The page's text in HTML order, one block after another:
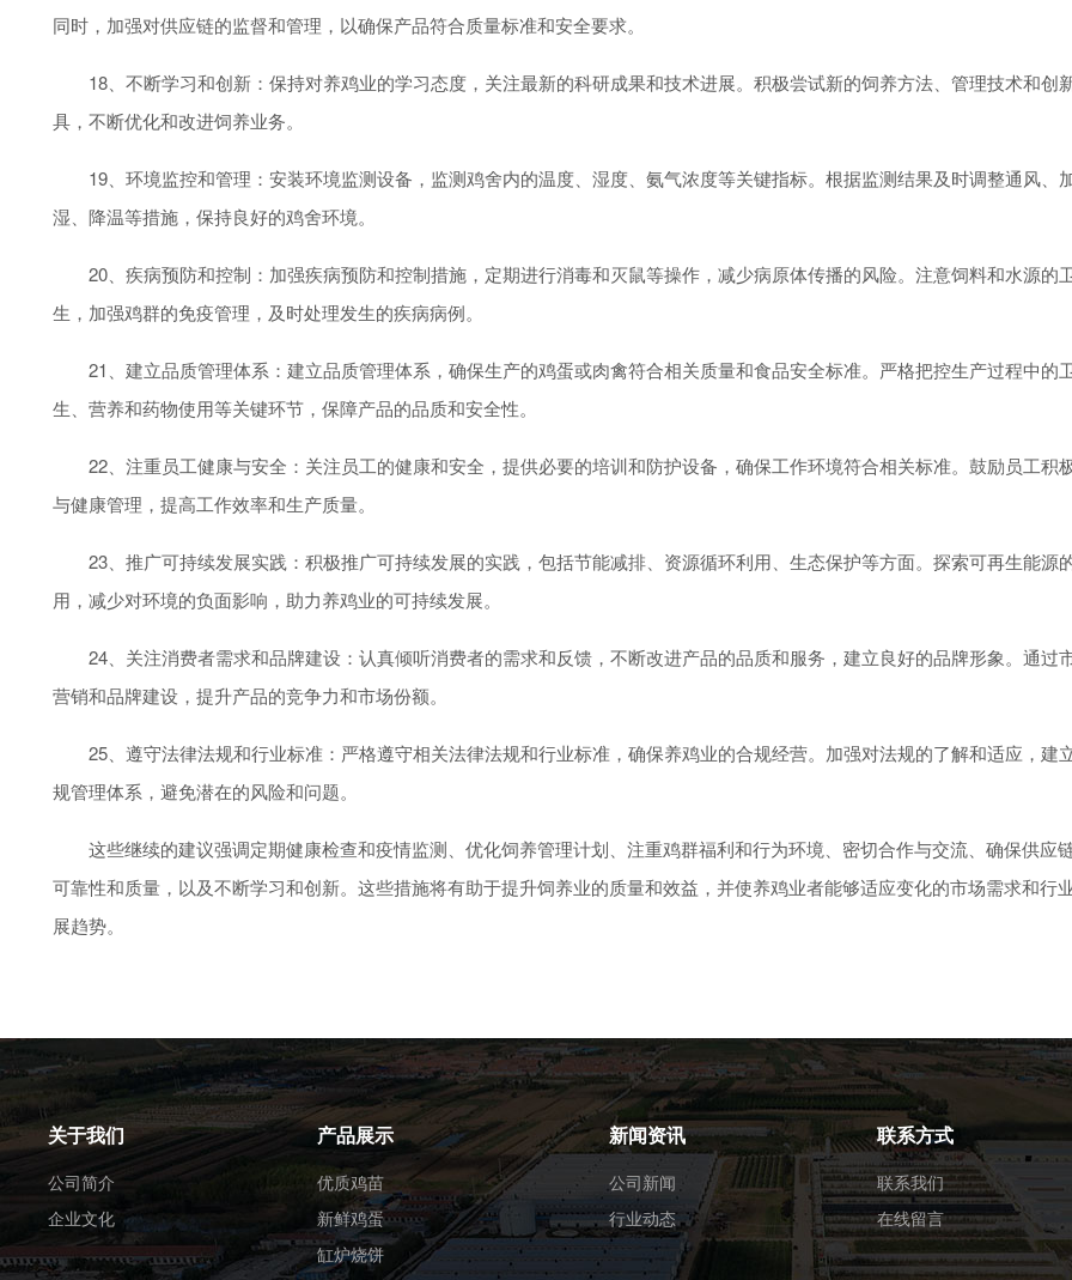
同时，加强对供应链的监督和管理，以确保产品符合质量标准和安全要求。
18、不断学习和创新：保持对养鸡业的学习态度，关注最新的科研成果和技术进展。积极尝试新的饲养方法、管理技术和创
具，不断优化和改进饲养业务。
19、环境监控和管理：安装环境监测设备，监测鸡舍内的温度、湿度、氨气浓度等关键指标。根据监测结果及时调整通风、
湿、降温等措施，保持良好的鸡舍环境。
20、疾病预防和控制：加强疾病预防和控制措施，定期进行消毒和灭鼠等操作，减少病原体传播的风险。注意饲料和水源的
生，加强鸡群的免疫管理，及时处理发生的疾病病例。
21、建立品质管理体系：建立品质管理体系，确保生产的鸡蛋或肉禽符合相关质量和食品安全标准。严格把控生产过程中的
生、营养和药物使用等关键环节，保障产品的品质和安全性。
22、注重员工健康与安全：关注员工的健康和安全，提供必要的培训和防护设备，确保工作环境符合相关标准。鼓励员工积
与健康管理，提高工作效率和生产质量。
23、推广可持续发展实践：积极推广可持续发展的实践，包括节能减排、资源循环利用、生态保护等方面。探索可再生能源
用，减少对环境的负面影响，助力养鸡业的可持续发展。
24、关注消费者需求和品牌建设：认真倾听消费者的需求和反馈，不断改进产品的品质和服务，建立良好的品牌形象。通过
营销和品牌建设，提升产品的竞争力和市场份额。
25、遵守法律法规和行业标准：严格遵守相关法律法规和行业标准，确保养鸡业的合规经营。加强对法规的了解和适应，建
规管理体系，避免潜在的风险和问题。
这些继续的建议强调定期健康检查和疫情监测、优化饲养管理计划、注重鸡群福利和行为环境、密切合作与交流、确保供应
可靠性和质量，以及不断学习和创新。这些措施将有助于提升饲养业的质量和效益，并使养鸡业者能够适应变化的市场需求和行
展趋势。
关于我们
公司简介
企业文化
产品展示
优质鸡苗
新鲜鸡蛋
缸炉烧饼
新闻资讯
公司新闻
行业动态
联系方式
联系我们
在线留言